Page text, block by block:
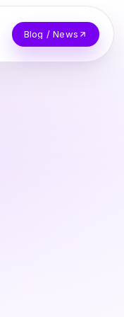
Blog / News